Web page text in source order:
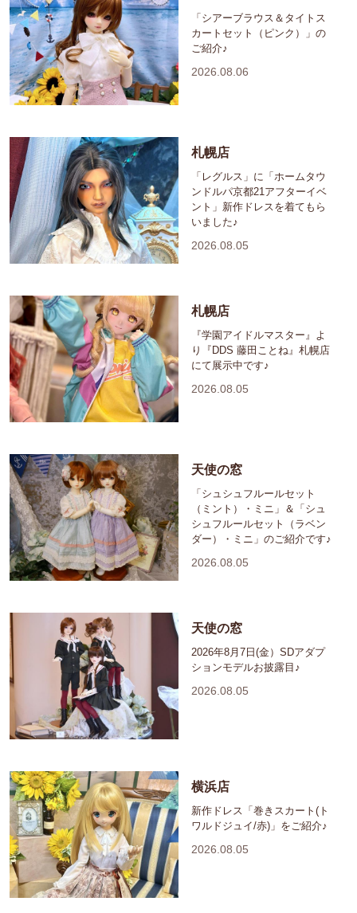
「シアーブラウス＆タイトス
カートセット（ピンク）」の
ご紹介♪
2026.08.06
札幌店
「レグルス」に「ホームタウ
ンドルパ京都21アフターイベ
ント」新作ドレスを着てもら
いました♪
2026.08.05
札幌店
『学園アイドルマスター』よ
り『DDS 藤田ことね』札幌店
にて展示中です♪
2026.08.05
天使の窓
「シュシュフルールセット
（ミント）・ミニ」＆「シュ
シュフルールセット（ラベン
ダー）・ミニ」のご紹介です♪
2026.08.05
天使の窓
2026年8月7日(金）SDアダプ
ションモデルお披露目♪
2026.08.05
横浜店
新作ドレス「巻きスカート(ト
ワルドジュイ/赤)」をご紹介♪
2026.08.05